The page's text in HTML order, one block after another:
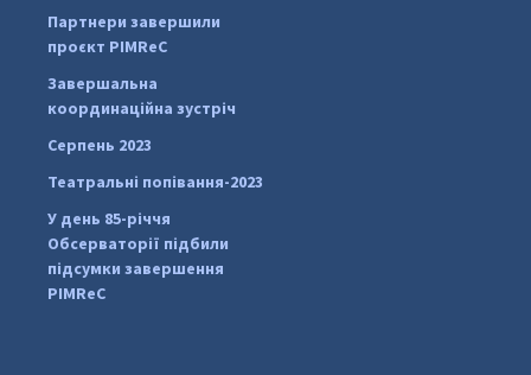
pimrec_project
Партнери завершили
проєкт PIMReC
Завершальна
координаційна зустріч
Серпень 2023
Театральні попівання-2023
У день 85-річчя
Обсерваторії підбили
підсумки завершення
PIMReC